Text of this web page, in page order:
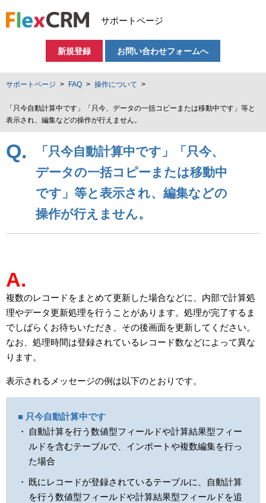
サポートページ
新規登録 お問い合わせフォームへ
サポートページ FAQ 操作について
「只今自動計算中です」「只今、データの一括コピーまたは移動中です」等と
表示され、編集などの操作が行えません。
Q.
「只今自動計算中です」「只今、
データの一括コピーまたは移動中
です」等と表示され、編集などの
操作が行えません。
A.
複数のレコードをまとめて更新した場合などに、内部で計算処
理やデータ更新処理を行うことがあります。処理が完了するま
でしばらくお待ちいただき、その後画面を更新してください。
なお、処理時間は登録されているレコード数などによって異な
ります。
表示されるメッセージの例は以下のとおりです。
■ 只今自動計算中です
自動計算を行う数値型フィールドや計算結果型フィー
ルドを含むテーブルで、インポートや複数編集を行っ
た場合
既にレコードが登録されているテーブルに、自動計算
を行う数値型フィールドや計算結果型フィールドを追